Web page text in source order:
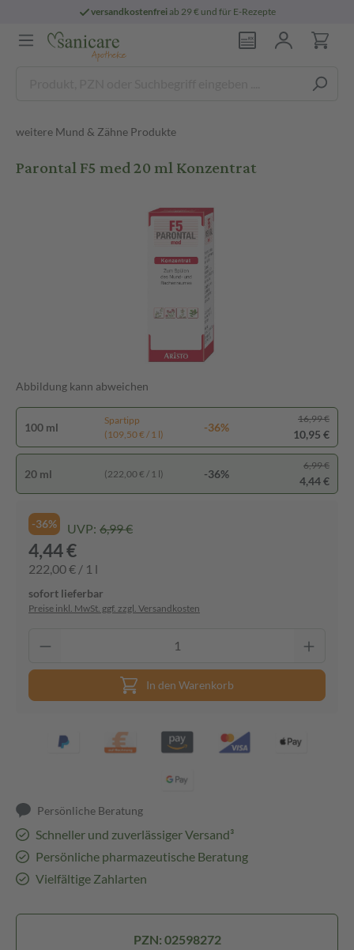
versandkostenfreiab 29 € und für E-Rezepte
weitere Mund & Zähne Produkte
Parontal F5 med 20 ml Konzentrat
Abbildung kann abweichen
100 ml
Spartipp
(109,50 € / 1 l)
-36%
16,99 €
10,95 €
20 ml (222,00 € / 1 l) -36%
6,99 €
4,44 €
-36% UVP: 6,99 €
4,44 €
222,00 € / 1 l
sofort lieferbar
Preise inkl. MwSt. ggf. zzgl. Versandkosten
In den Warenkorb
Persönliche Beratung
Schneller und zuverlässiger Versand³
Persönliche pharmazeutische Beratung
Vielfältige Zahlarten
PZN: 02598272